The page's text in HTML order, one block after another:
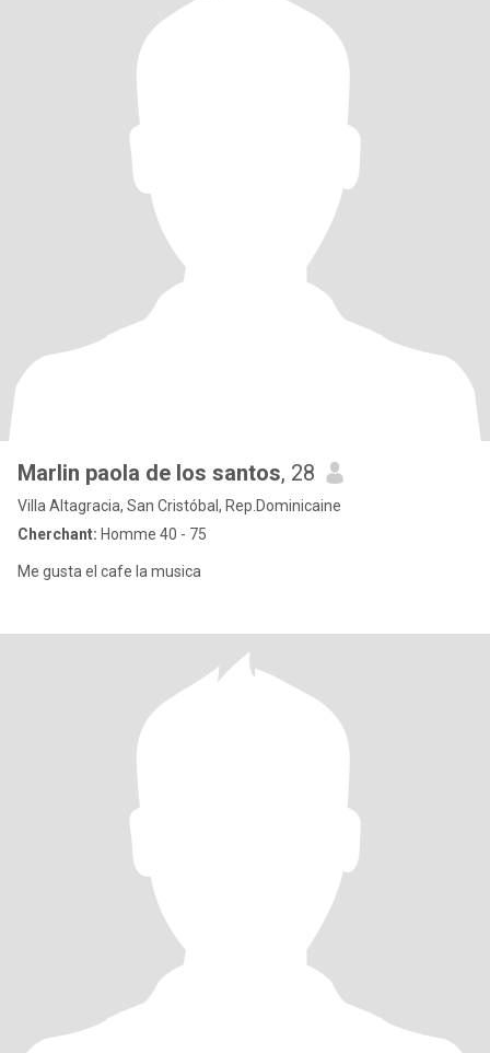
Marlin paola de los santos, 28
Villa Altagracia, San Cristóbal, Rep.Dominicaine
Cherchant: Homme 40 - 75
Me gusta el cafe la musica